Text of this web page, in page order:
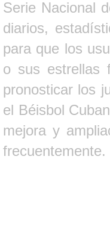
Serie Nacional
diarios,
para que los
o sus estrellas
pronosticar los
el Béisbol
mejora y
frecuentemente.